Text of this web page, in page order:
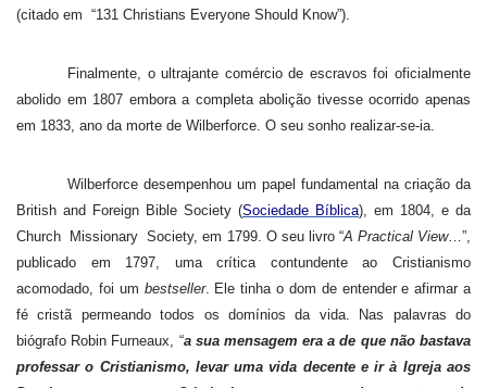
(citado em “131 Christians Everyone Should Know”).
Finalmente, o ultrajante comércio de escravos foi oficialmente
abolido em 1807 embora a completa abolição tivesse ocorrido apenas
em 1833, ano da morte de Wilberforce. O seu sonho realizar-se-ia.
Wilberforce desempenhou um papel fundamental na criação da
British and Foreign Bible Society (Sociedade Bíblica), em 1804, e da
Church
Missionary Society, em 1799. O seu livro “A Practical View…”,
publicado em 1797, uma crítica contundente ao Cristianismo
acomodado, foi um bestseller. Ele tinha o dom de entender e afirmar a
fé cristã permeando todos os domínios da vida. Nas palavras do
biógrafo Robin Furneaux, “a sua mensagem era a de que não bastava
professar o Cristianismo, levar uma vida decente e ir à Igreja aos